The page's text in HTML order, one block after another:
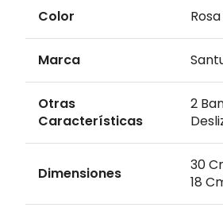
Color
Marca
Otras
Características
2
Dimensiones
30
18